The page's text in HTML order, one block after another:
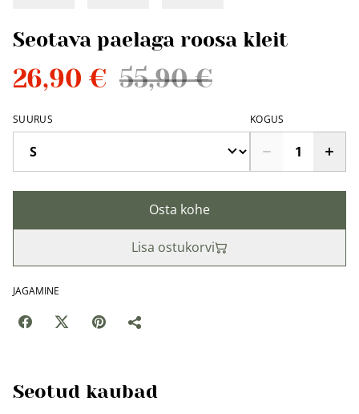
Seotava paelaga roosa kleit
26,90 € 55,90 €
SUURUS KOGUS
Osta kohe
Lisa ostukorvi
JAGAMINE
Seotud kaubad